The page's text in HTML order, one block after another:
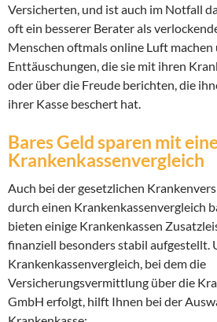
Versicherten, und ist auch im Notfall
oft ein besserer Berater als
Menschen oftmals online Luft machen
Enttäuschungen, die sie mit ihren
oder über die Freude berichten, die
ihrer Kasse beschert hat.
Bares Geld sparen mit
Krankenkassenvergleich
Auch bei der gesetzlichen
durch einen Krankenkassenvergleich
bieten einige Krankenkassen
finanziell besonders stabil aufgestellt.
Krankenkassenvergleich, bei dem die
Versicherungsvermittlung über die
GmbH erfolgt, hilft Ihnen bei der